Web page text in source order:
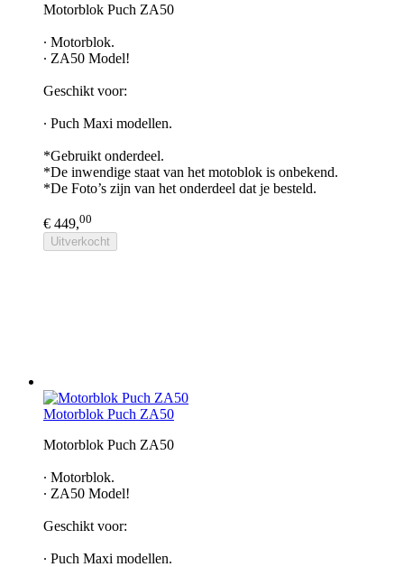
Motorblok Puch ZA50​
∙ Motorblok.
∙ ZA50 Model!
Geschikt voor:
∙ Puch Maxi modellen.
*Gebruikt onderdeel.
*De inwendige staat van het motoblok is onbekend.
*De Foto’s zijn van het onderdeel dat je besteld.
€ 449,00
Uitverkocht
Motorblok Puch ZA50
Motorblok Puch ZA50​
∙ Motorblok.
∙ ZA50 Model!
Geschikt voor:
∙ Puch Maxi modellen.